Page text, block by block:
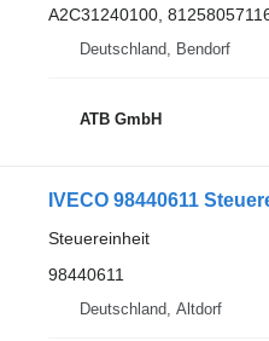
A2C31240100,
Deutschland, Bendorf
ATB GmbH
IVECO 98440611
Steuereinheit
98440611
Deutschland, Altdorf